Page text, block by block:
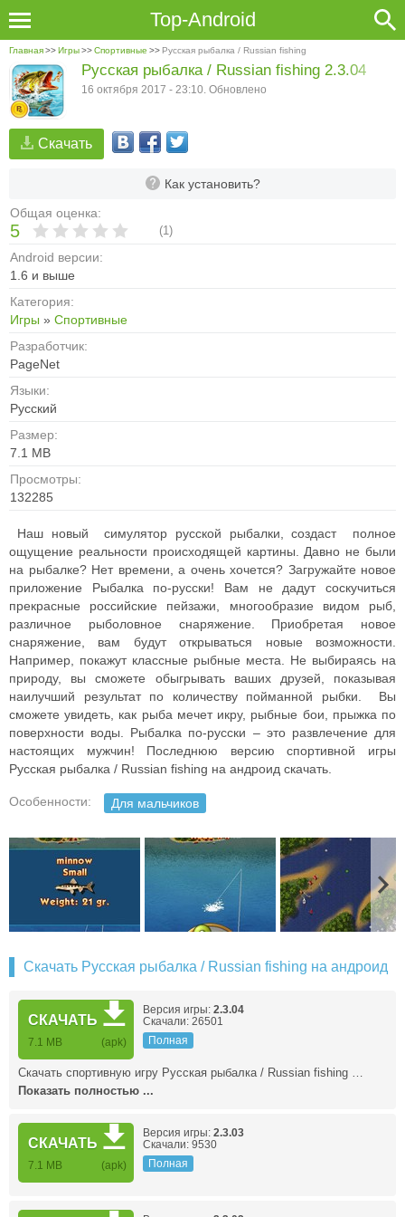
Top-Android
Главная>>Игры>>Спортивные >> Русская рыбалка / Russian fishing
Скачать
Как установить?
Общая оценка:
5 (1)
Android версии:
1.6 и выше
Категория:
Игры » Спортивные
Разработчик:
PageNet
Языки:
Русский
Размер:
7.1 MB
Просмотры:
132285
Русская рыбалка / Russian fishing 2.3.04
16 октября 2017 - 23:10. Обновлено
Наш новый симулятор русской рыбалки, создаст полное
ощущение реальности происходящей картины. Давно не были
на рыбалке? Нет времени, а очень хочется? Загружайте новое
приложение Рыбалка по-русски! Вам не дадут соскучиться
прекрасные российские пейзажи, многообразие видом рыб,
различное рыболовное снаряжение. Приобретая новое
снаряжение, вам будут открываться новые возможности.
Например, покажут классные рыбные места. Не выбираясь на
природу, вы сможете обыгрывать ваших друзей, показывая
наилучший результат по количеству пойманной рыбки. Вы
сможете увидеть, как рыба мечет икру, рыбные бои, прыжка по
поверхности воды. Рыбалка по-русски – это развлечение для
настоящих мужчин! Последнюю версию спортивной игры
Русская рыбалка / Russian fishing на андроид скачать.
Особенности: Для мальчиков
Скачать Русская рыбалка / Russian fishing на андроид
СКАЧАТЬ
7.1 MB (apk)
Версия игры: 2.3.04
Скачали: 26501
Полная
Скачать спортивную игру Русская рыбалка / Russian fishing …
Показать полностью ...
СКАЧАТЬ
7.1 MB (apk)
Версия игры: 2.3.03
Скачали: 9530
Полная